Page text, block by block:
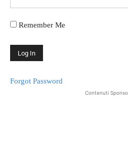
Remember Me
Forgot Password
Contenuti